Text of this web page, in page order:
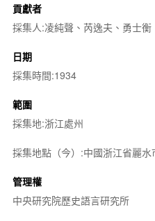
貢獻者
採集人:凌純聲、芮逸夫、勇士衡
日期
採集時間:1934
範圍
採集地:浙江處州
採集地點（今）:中國浙江省麗
管理權
中央研究院歷史語言研究所